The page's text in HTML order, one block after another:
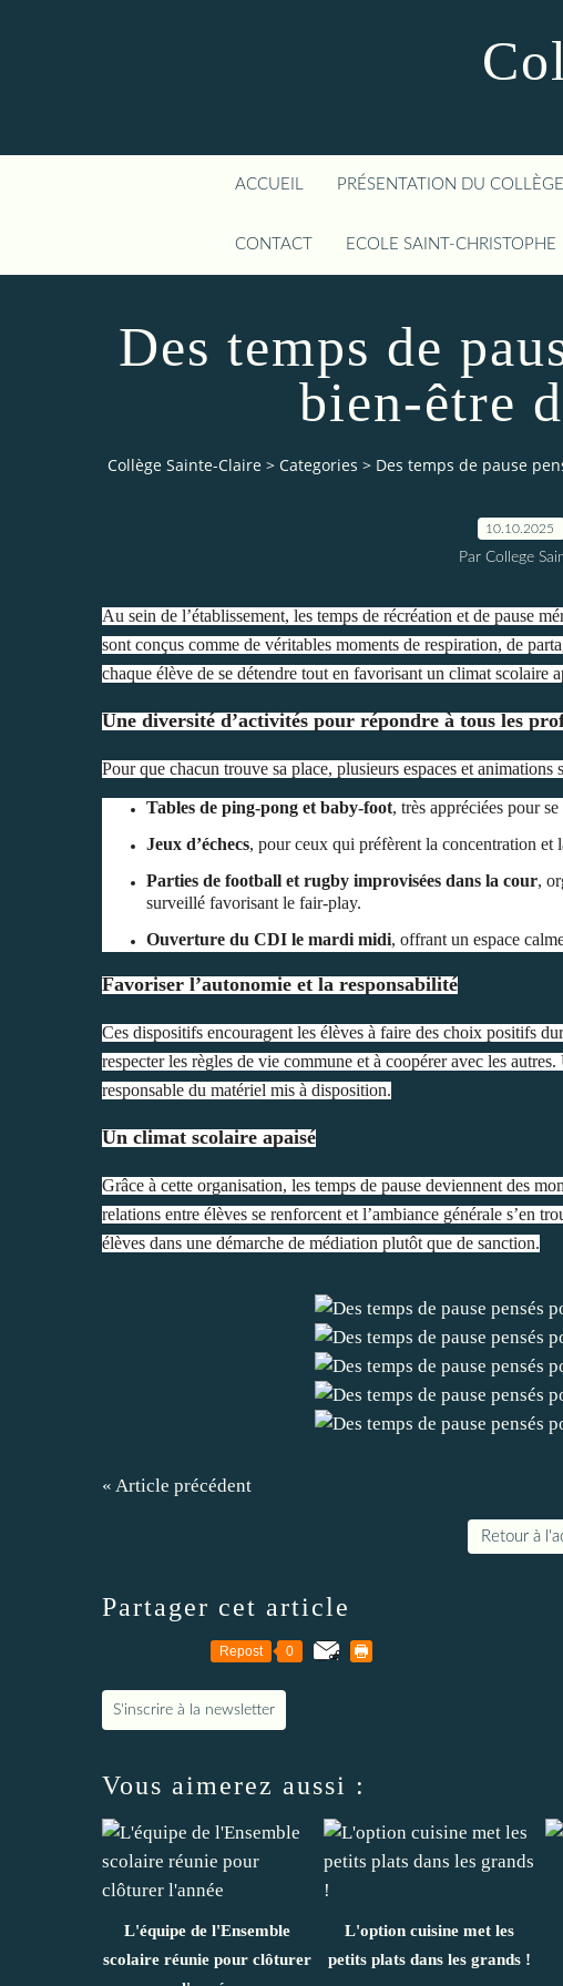
ACCUEIL PRÉSENTATION DU COLLÈGE
CONTACT ECOLE SAINT-CHRISTOPHE
Des temps de
bien-être
Collège Sainte-Claire > Categories > Des temps de pause
10.10.2025
Par College
Au sein de l’établissement, les temps de récréation et de pause
sont conçus comme de véritables moments de respiration, de
chaque élève de se détendre tout en favorisant un climat scolaire
Une diversité d’activités pour répondre à tous les
Pour que chacun trouve sa place, plusieurs espaces et animations
Tables de ping-pong et baby-foot, très appréciées pour
Jeux d’échecs, pour ceux qui préfèrent la concentration et
Parties de football et rugby improvisées dans la cour,
surveillé favorisant le fair-play.
Ouverture du CDI le mardi midi, offrant un espace
Favoriser l’autonomie et la responsabilité
Ces dispositifs encouragent les élèves à faire des choix positifs
respecter les règles de vie commune et à coopérer avec les
responsable du matériel mis à disposition.
Un climat scolaire apaisé
Grâce à cette organisation, les temps de pause deviennent des
relations entre élèves se renforcent et l’ambiance générale s’en
élèves dans une démarche de médiation plutôt que de sanction.
« Article précédent
Retour à
Partager cet article
Repost 0
S'inscrire à la newsletter
Vous aimerez aussi :
L'équipe de l'Ensemble
scolaire réunie pour clôturer
L'option cuisine met les
petits plats dans les grands !